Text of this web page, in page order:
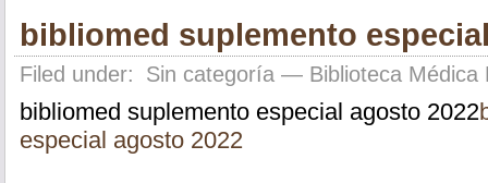
bibliomed suplemento
Filed under: Sin categoría— Biblioteca Médica
bibliomed suplemento especial agosto 2022
especial agosto 2022